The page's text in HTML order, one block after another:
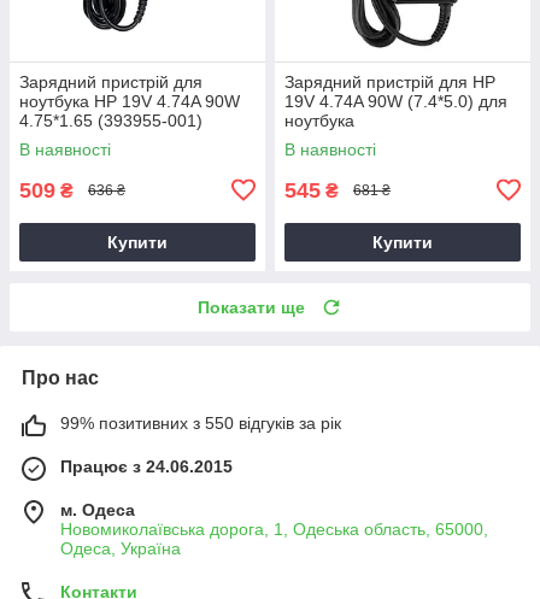
Зарядний пристрій для
ноутбука HP 19V 4.74A 90W
4.75*1.65 (393955-001)
В наявності
509 ₴ 636 ₴
Купити
Зарядний пристрій для HP
19V 4.74A 90W (7.4*5.0) для
ноутбука
В наявності
545 ₴ 681 ₴
Купити
Показати ще
Про нас
99% позитивних з 550 відгуків за рік
Працює з 24.06.2015
м. Одеса
Новомиколаївська дорога, 1, Одеська область, 65000,
Одеса, Україна
Контакти